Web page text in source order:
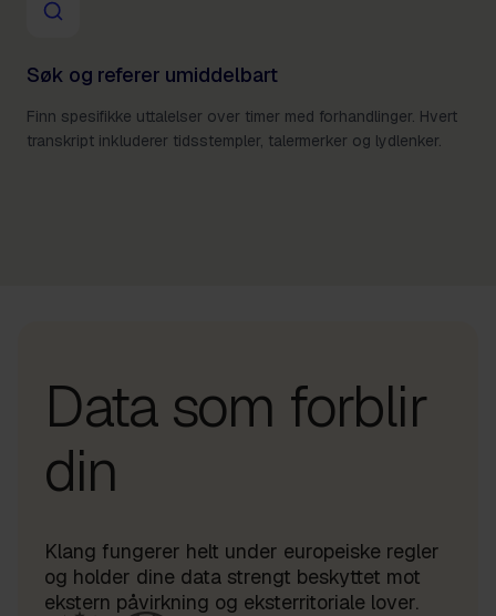
Søk og referer umiddelbart
Finn spesifikke uttalelser over timer med forhandlinger. Hvert
transkript inkluderer tidsstempler, talermerker og lydlenker.
Data som forblir
din
Klang fungerer helt under europeiske regler
og holder dine data strengt beskyttet mot
ekstern påvirkning og eksterritoriale lover.